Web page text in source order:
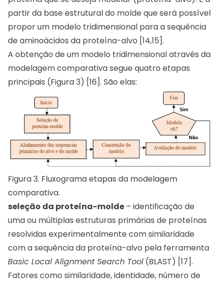
partir da base estrutural do molde que será possível
propor um modelo tridimensional para a sequência
de aminoácidos da proteína-alvo [14,15].
A obtenção de um modelo tridimensional através da
modelagem comparativa segue quatro etapas
principais (Figura 3) [16]. São elas:
Figura 3. Fluxograma etapas da modelagem
comparativa.
seleção da proteína-molde – identificação de
uma ou múltiplas estruturas primárias de proteínas
resolvidas experimentalmente com similaridade
com a sequência da proteína-alvo pela ferramenta
Basic Local Alignment Search Tool (BLAST) [17].
Fatores como similaridade, identidade, número de